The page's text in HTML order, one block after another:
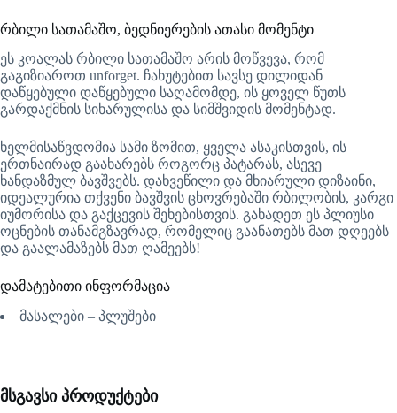
რბილი სათამაშო, ბედნიერების ათასი მომენტი
ეს კოალას რბილი სათამაშო არის მოწვევა, რომ
გაგიზიაროთ unforget. ჩახუტებით სავსე დილიდან
დაწყებული დაწყებული საღამომდე, ის ყოველ წუთს
გარდაქმნის სიხარულისა და სიმშვიდის მომენტად.
ხელმისაწვდომია სამი ზომით, ყველა ასაკისთვის, ის
ერთნაირად გაახარებს როგორც პატარას, ასევე
ხანდაზმულ ბავშვებს. დახვეწილი და მხიარული დიზაინი,
იდეალურია თქვენი ბავშვის ცხოვრებაში რბილობის, კარგი
იუმორისა და გაქცევის შეხებისთვის. გახადეთ ეს პლიუსი
ოცნების თანამგზავრად, რომელიც გაანათებს მათ დღეებს
და გაალამაზებს მათ ღამეებს!
დამატებითი ინფორმაცია
მასალები – პლუშები
მსგავსი პროდუქტები